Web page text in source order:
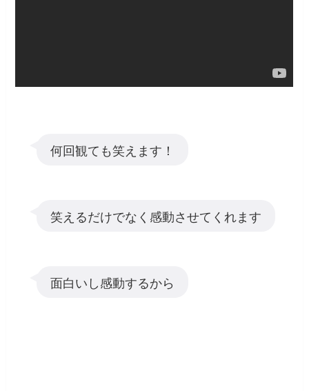
何回観ても笑えます！
笑えるだけでなく感動させてくれます
面白いし感動するから